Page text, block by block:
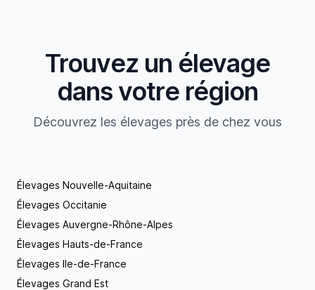
Trouvez un élevage
dans votre région
Découvrez les élevages près de chez vous
Élevages Nouvelle-Aquitaine
Élevages Occitanie
Élevages Auvergne-Rhône-Alpes
Élevages Hauts-de-France
Élevages Ile-de-France
Élevages Grand Est